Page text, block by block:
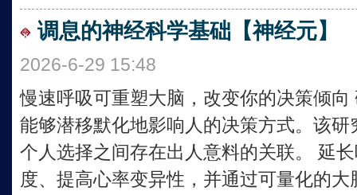
调息的神经科学基础【神经元】
2026-6-29 15:48
慢速呼吸可重塑大脑，改变你的决策倾
能够潜移默化地影响人的决策方式。该
个人选择之间存在出人意料的关联。 延
度、提高心率变异性，并通过可量化的